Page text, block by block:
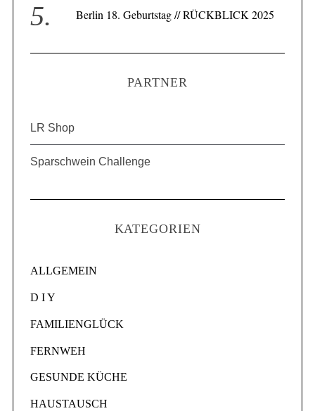
Berlin 18. Geburtstag // RÜCKBLICK 2025
PARTNER
LR Shop
Sparschwein Challenge
KATEGORIEN
ALLGEMEIN
D I Y
FAMILIENGLÜCK
FERNWEH
GESUNDE KÜCHE
HAUSTAUSCH